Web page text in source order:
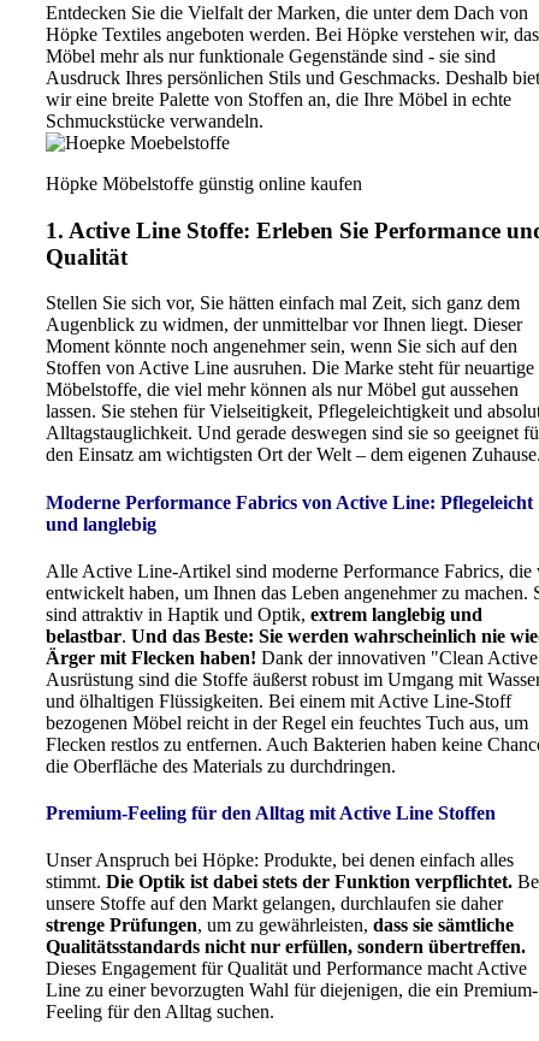
Entdecken Sie die Vielfalt der Marken, die unter dem Dach von
Höpke Textiles angeboten werden. Bei Höpke verstehen wir,
Möbel mehr als nur funktionale Gegenstände sind - sie sind
Ausdruck Ihres persönlichen Stils und Geschmacks. Deshalb
wir eine breite Palette von Stoffen an, die Ihre Möbel in echte
Schmuckstücke verwandeln.
Höpke Möbelstoffe günstig online kaufen
1. Active Line Stoffe: Erleben Sie Performance
Qualität
Stellen Sie sich vor, Sie hätten einfach mal Zeit, sich ganz dem
Augenblick zu widmen, der unmittelbar vor Ihnen liegt. Dieser
Moment könnte noch angenehmer sein, wenn Sie sich auf den
Stoffen von Active Line ausruhen. Die Marke steht für neuartige
Möbelstoffe, die viel mehr können als nur Möbel gut aussehen
lassen. Sie stehen für Vielseitigkeit, Pflegeleichtigkeit und
Alltagstauglichkeit. Und gerade deswegen sind sie so geeignet
den Einsatz am wichtigsten Ort der Welt – dem eigenen
Moderne Performance Fabrics von Active Line: Pflegeleicht
und langlebig
Alle Active Line-Artikel sind moderne Performance Fabrics, die
entwickelt haben, um Ihnen das Leben angenehmer zu machen.
sind attraktiv in Haptik und Optik, extrem langlebig und
belastbar. Und das Beste: Sie werden wahrscheinlich nie
Ärger mit Flecken haben! Dank der innovativen "Clean
Ausrüstung sind die Stoffe äußerst robust im Umgang mit
und ölhaltigen Flüssigkeiten. Bei einem mit Active Line-Stoff
bezogenen Möbel reicht in der Regel ein feuchtes Tuch aus, um
Flecken restlos zu entfernen. Auch Bakterien haben keine
die Oberfläche des Materials zu durchdringen.
Premium-Feeling für den Alltag mit Active Line Stoffen
Unser Anspruch bei Höpke: Produkte, bei denen einfach alles
stimmt. Die Optik ist dabei stets der Funktion verpflichtet.
unsere Stoffe auf den Markt gelangen, durchlaufen sie daher
strenge Prüfungen, um zu gewährleisten, dass sie sämtliche
Qualitätsstandards nicht nur erfüllen, sondern übertreffen.
Dieses Engagement für Qualität und Performance macht Active
Line zu einer bevorzugten Wahl für diejenigen, die ein Premium-
Feeling für den Alltag suchen.